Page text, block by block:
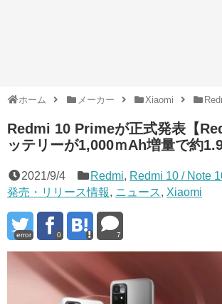
ホーム メーカー Xiaomi
Redmi 10 Primeが正式発表【
ッテリーが1,000ｍAh増量で約1.9
2021/9/4 Redmi, Redmi 10 / Note
発売・リリース情報, ニュース, Xiaomi
error 0 7